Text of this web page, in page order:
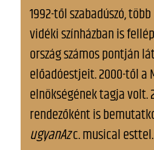
1992-től szabadúszó,
vidéki színházban is
ország számos pontján
előadóestjeit. 2000-től a
elnökségének tagja volt.
rendezőként is
ugyanAzc. musical esttel.